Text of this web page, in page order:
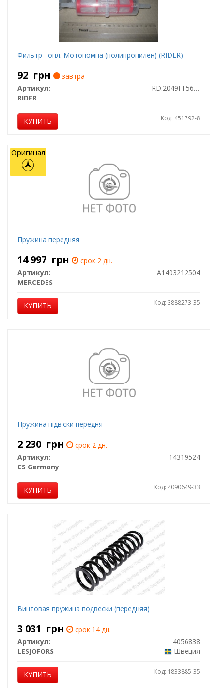
Фильтр топл. Мотопомпа (полипропилен) (RIDER)
92 грн
завтра
Артикул:
RD.2049FF5613
RIDER
КУПИТЬ Код: 451792-8
Пружина передняя
14 997 грн
срок 2 дн.
Артикул:
A1403212504
MERCEDES
КУПИТЬ Код: 3888273-35
Оригинал
Пружина підвіски передня
2 230 грн
срок 2 дн.
Артикул:
14319524
CS Germany
КУПИТЬ Код: 4090649-33
Винтовая пружина подвески (передняя)
3 031 грн
срок 14 дн.
Артикул:
4056838
LESJOFORS
Швеция
КУПИТЬ Код: 1833885-35